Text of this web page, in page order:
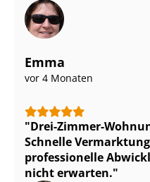
Emma
vor 4 Monaten
Drei-Zimmer-
Schnelle
professionelle
nicht erwarten.